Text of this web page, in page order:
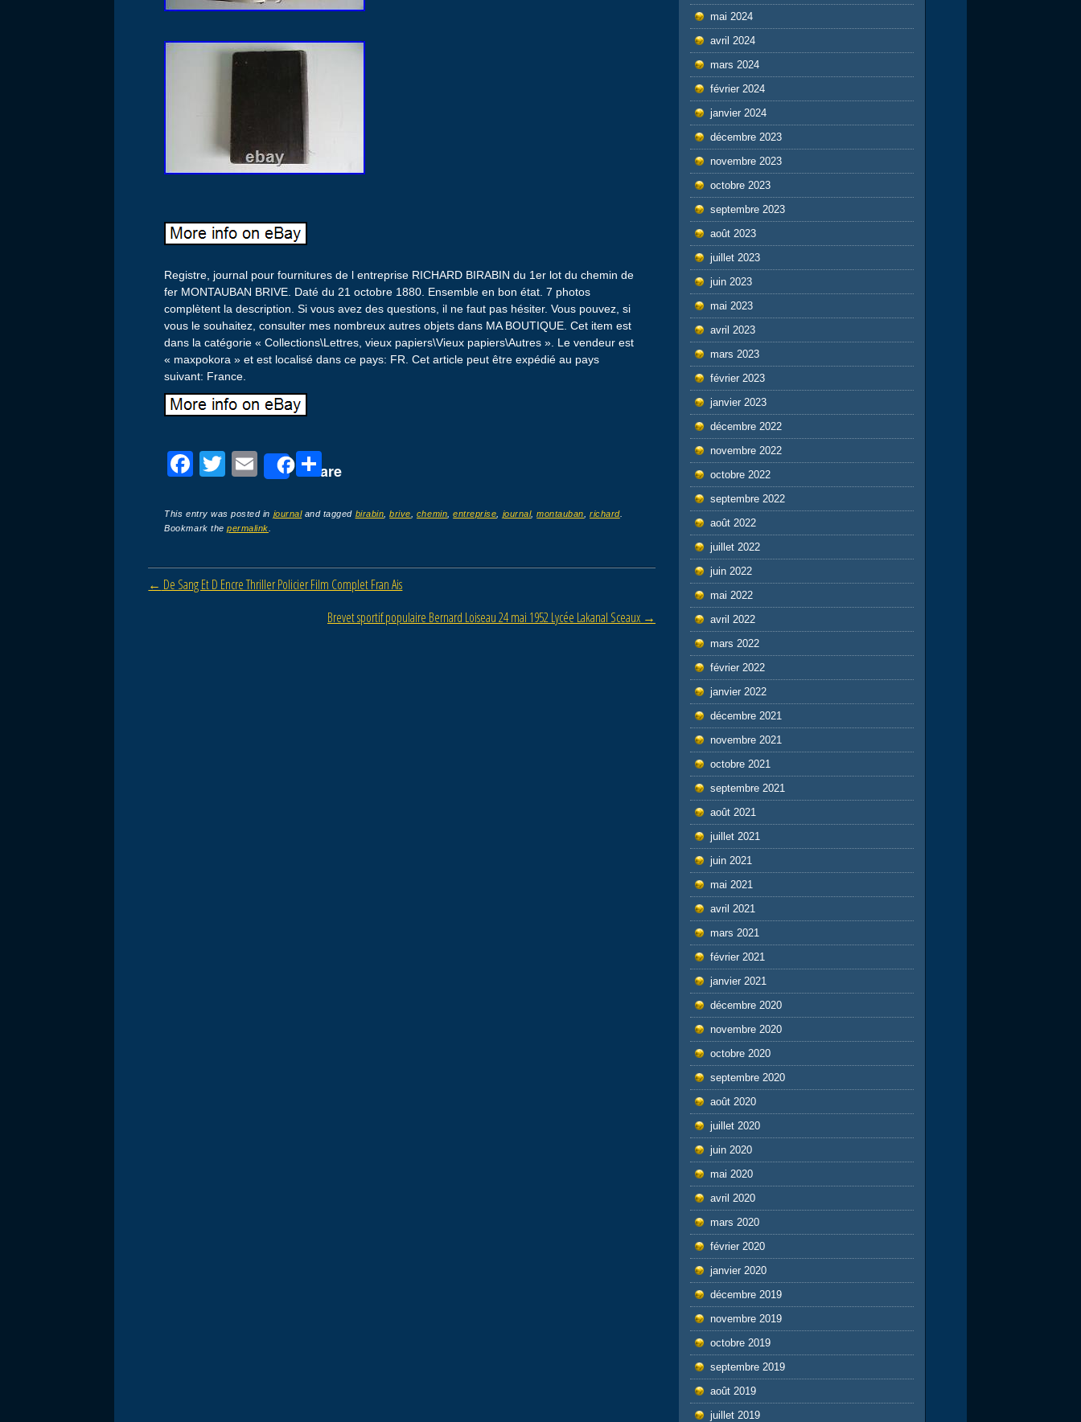
Registre, journal pour fournitures de l entreprise RICHARD BIRABIN du 1er lot du chemin de
fer MONTAUBAN BRIVE. Daté du 21 octobre 1880. Ensemble en bon état. 7 photos
complètent la description. Si vous avez des questions, il ne faut pas hésiter. Vous pouvez, si
vous le souhaitez, consulter mes nombreux autres objets dans MA BOUTIQUE. Cet item est
dans la catégorie « Collections\Lettres, vieux papiers\Vieux papiers\Autres ». Le vendeur est
« maxpokora » et est localisé dans ce pays: FR. Cet article peut être expédié au pays
suivant: France.
F
c
e
b
o
T
tt
er
E
ail
Share
P
ta
er
This entry was posted in journaland tagged birabin ,brive chemin ,entreprise journal,montauban ,richard.
Bookmark thepermalink
Post navigation
← De Sang Et D Encre Thriller Policier Film Complet Fran Ais
Brevet sportif populaire Bernard Loiseau 24 mai 1952 Lycée Lakanal Sceaux →
mai 2024
avril 2024
mars 2024
février 2024
janvier 2024
décembre 2023
novembre 2023
octobre 2023
septembre 2023
août 2023
juillet 2023
juin 2023
mai 2023
avril 2023
mars 2023
février 2023
janvier 2023
décembre 2022
novembre 2022
octobre 2022
septembre 2022
août 2022
juillet 2022
juin 2022
mai 2022
avril 2022
mars 2022
février 2022
janvier 2022
décembre 2021
novembre 2021
octobre 2021
septembre 2021
août 2021
juillet 2021
juin 2021
mai 2021
avril 2021
mars 2021
février 2021
janvier 2021
décembre 2020
novembre 2020
octobre 2020
septembre 2020
août 2020
juillet 2020
juin 2020
mai 2020
avril 2020
mars 2020
février 2020
janvier 2020
décembre 2019
novembre 2019
octobre 2019
septembre 2019
août 2019
juillet 2019